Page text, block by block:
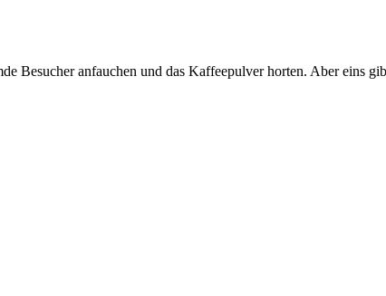
Besucher anfauchen und das Kaffeepulver horten. Aber eins